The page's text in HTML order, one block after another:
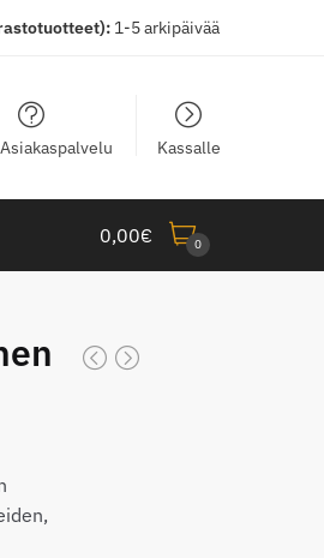
1-5 arkipäivää
Kassalle
0,00€ 0